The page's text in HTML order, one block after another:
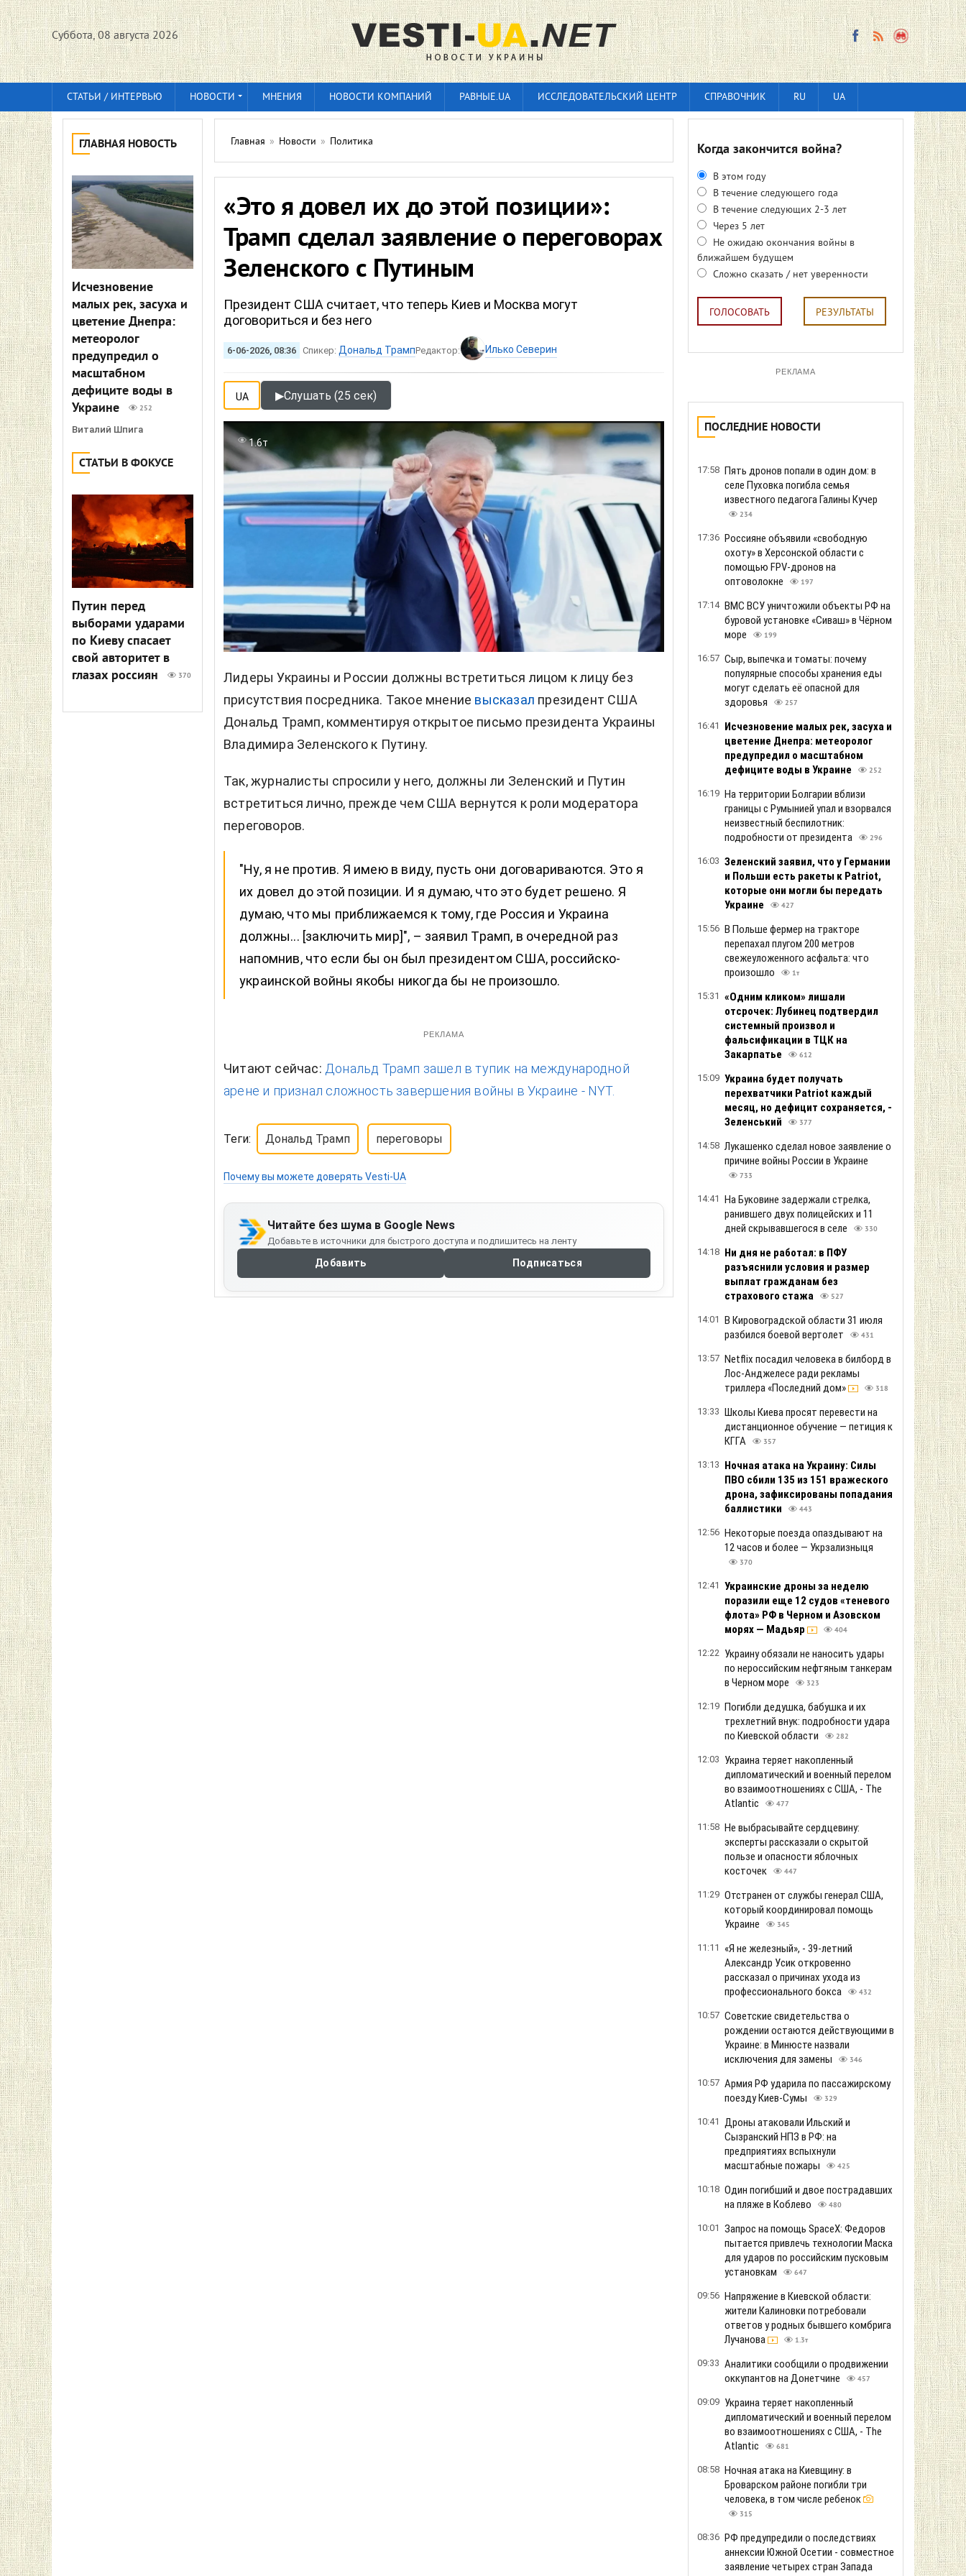
Суббота, 08 августа 2026
СТАТЬИ / ИНТЕРВЬЮ НОВОСТИ МНЕНИЯ НОВОСТИ КОМПАНИЙ РАВНЫЕ.UA ИССЛЕДОВАТЕЛЬСКИЙ ЦЕНТР СПРАВОЧНИК RU UA
ГЛАВНАЯ НОВОСТЬ
Исчезновение
малых рек, засуха и
цветение Днепра:
метеоролог
предупредил о
масштабном
дефиците воды в
Украине
252
Виталий Шпига
СТАТЬИ В ФОКУСЕ
Путин перед
выборами ударами
по Киеву спасает
свой авторитет в
глазах россиян
370
Главная » Новости » Политика
«Это я довел их до этой позиции»:
Трамп сделал заявление о переговорах
Зеленского с Путиным
Президент США считает, что теперь Киев и Москва могут
договориться и без него
6-06-2026, 08:36 Спикер: Дональд ТрампРедактор: Илько Северин
UA ▶Слушать (25 сек)
1.6т
Лидеры Украины и России должны встретиться лицом к лицу без
присутствия посредника. Такое мнение высказал президент США
Дональд Трамп, комментируя открытое письмо президента Украины
Владимира Зеленского к Путину.
Так, журналисты спросили у него, должны ли Зеленский и Путин
встретиться лично, прежде чем США вернутся к роли модератора
переговоров.
"Ну, я не против. Я имею в виду, пусть они договариваются. Это я
их довел до этой позиции. И я думаю, что это будет решено. Я
думаю, что мы приближаемся к тому, где Россия и Украина
должны... [заключить мир]", – заявил Трамп, в очередной раз
напомнив, что если бы он был президентом США, российско-
украинской войны якобы никогда бы не произошло.
РЕКЛАМА
Читают сейчас: Дональд Трамп зашел в тупик на международной
арене и признал сложность завершения войны в Украине - NYT.
Теги: Дональд Трамп переговоры
Почему вы можете доверять Vesti-UA
Читайте без шума в Google News
Добавьте в источники для быстрого доступа и подпишитесь на ленту
Добавить Подписаться
Когда закончится война?
В этом году
В течение следующего года
В течение следующих 2-3 лет
Через 5 лет
Не ожидаю окончания войны в
ближайшем будущем
Сложно сказать / нет уверенности
ГОЛОСОВАТЬ РЕЗУЛЬТАТЫ
РЕКЛАМА
ПОСЛЕДНИЕ НОВОСТИ
17:58 Пять дронов попали в один дом: в
селе Пуховка погибла семья
известного педагога Галины Кучер
234
17:36 Россияне объявили «свободную
охоту» в Херсонской области с
помощью FPV-дронов на
оптоволокне
197
17:14 ВМС ВСУ уничтожили объекты РФ на
буровой установке «Сиваш» в Чёрном
море
199
16:57 Сыр, выпечка и томаты: почему
популярные способы хранения еды
могут сделать её опасной для
здоровья
257
16:41
Исчезновение малых рек, засуха и
цветение Днепра: метеоролог
предупредил о масштабном
дефиците воды в Украине
252
16:19 На территории Болгарии вблизи
границы с Румынией упал и взорвался
неизвестный беспилотник:
подробности от президента
296
16:03 Зеленский заяв ил, что у Германии
и Польши есть ракеты к Patriot,
которые они могли бы передать
Украине
427
15:56 В Польше фермер на тракторе
перепахал плугом 200 метров
свежеуложенного асфальта: что
произошло
1т
15:31 «Одним кликом» лишали
отсрочек: Лубинец подтвердил
системный произвол и
фальсификации в ТЦК на
Закарпатье
612
15:09 Украина будет получать
перехватчики Patriot каждый
месяц, но дефицит сохраняется, -
Зеленський
377
14:58 Лукашенко сделал новое заявление о
причине войны России в Украине
733
14:41 На Буковине задержали стрелка,
ранившего двух полицейских и 11
дней скрывавшегося в селе
330
14:18 Ни дня не работал: в ПФУ
разъяснили условия и размер
выплат гражданам без
страхового стажа
527
14:01 В Кировоградской области 31 июля
разбился боевой вертолет
431
13:57 Netflix посадил человека в билборд в
Лос-Анджелесе ради рекламы
триллера «Последний дом»
318
13:33 Школы Киева просят перевести на
дистанционное обучение — петиция к
КГГА
357
13:13 Ночная атака на Украину: Силы
ПВО сбили 135 из 151 вражеского
дрона, зафиксированы попадания
баллистики
443
12:56 Некоторые поезда опаздывают на
12 часов и более — Укрзализныця
370
12:41 Украинские дроны за неделю
поразили еще 12 судов «теневого
флота» РФ в Черном и Азовском
морях — Мадьяр
404
12:22 Украину обязали не наносить удары
по нероссийским нефтяным танкерам
в Черном море
323
12:19 Погибли дедушка, бабушка и их
трехлетний внук: подробности удара
по Киевской области
282
12:03 Украина теряет накопленный
дипломатический и военный перелом
во взаимоотношениях с США, - The
Atlantic
477
11:58 Не выбрасывайте сердцевину:
эксперты рассказали о скрытой
пользе и опасности яблочных
косточек
447
11:29 Отстранен от службы генерал США,
который координировал помощь
Украине
345
11:11
«Я не железный», - 39-летний
Александр Усик откровенно
рассказал о причинах ухода из
профессионального бокса
432
10:57 Советские свидетельства о
рождении остаются действующими в
Украине: в Минюсте назвали
исключения для замены
346
10:57 Армия РФ ударила по пассажирскому
поезду Киев-Сумы
329
10:41 Дроны атаковали Ильский и
Сызранский НПЗ в РФ: на
предприятиях вспыхнули
масштабные пожары
425
10:18 Один погибший и двое пострадавших
на пляже в Коблево
480
10:01 Запрос на помощь SpaceX: Федоров
пытается привлечь технологии Маска
для ударов по российским пусковым
установкам
647
09:56 Напряжение в Киевской области:
жители Калиновки потребовали
ответов у родных бывшего комбрига
Лучанова
1.3т
09:33 Аналитики сообщили о продвижении
оккупантов на Донетчине
457
09:09 Украина теряет накопленный
дипломатический и военный перелом
во взаимоотношениях с США, - The
Atlantic
681
08:58 Ночная атака на Киевщину: в
Броварском районе погибли три
человека, в том числе ребенок
315
08:36 РФ предупредили о последствиях
аннексии Южной Осетии - совместное
заявление четырех стран Запада